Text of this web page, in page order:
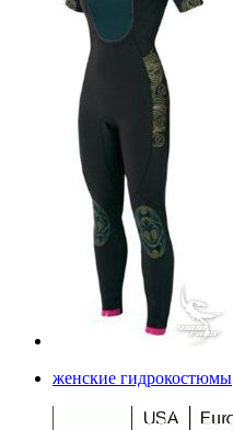
женские гидрокостюмы